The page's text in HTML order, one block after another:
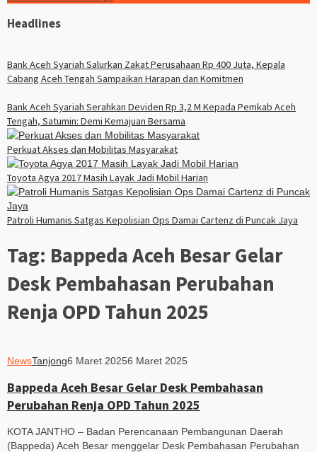
Headlines
Bank Aceh Syariah Salurkan Zakat Perusahaan Rp 400 Juta, Kepala
Cabang Aceh Tengah Sampaikan Harapan dan Komitmen
Bank Aceh Syariah Serahkan Deviden Rp 3,2 M Kepada Pemkab Aceh
Tengah, Satumin: Demi Kemajuan Bersama
Perkuat Akses dan Mobilitas Masyarakat
Toyota Agya 2017 Masih Layak Jadi Mobil Harian
Patroli Humanis Satgas Kepolisian Ops Damai Cartenz di Puncak Jaya
Tag: Bappeda Aceh Besar Gelar
Desk Pembahasan Perubahan
Renja OPD Tahun 2025
NewsTanjong6 Maret 20256 Maret 2025
Bappeda Aceh Besar Gelar Desk Pembahasan
Perubahan Renja OPD Tahun 2025
KOTA JANTHO – Badan Perencanaan Pembangunan Daerah
(Bappeda) Aceh Besar menggelar Desk Pembahasan Perubahan